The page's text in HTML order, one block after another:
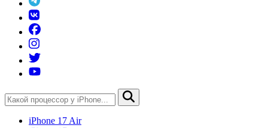
iPhone 17 Air